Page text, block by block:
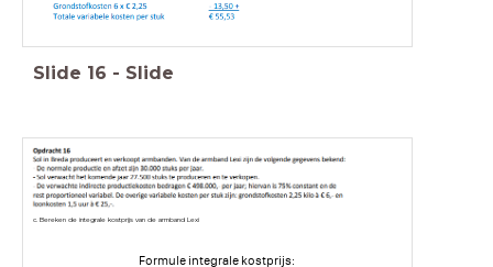
Slide 16 - Slide
Formule integrale kostprijs:
c. Bereken de integrale kostprijs van de armband Lexi